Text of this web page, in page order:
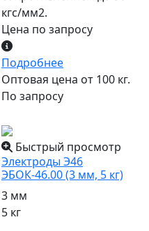
кгс/мм2.
Цена по запросу
Подробнее
Оптовая цена от 100 кг.
По запросу
Быстрый просмотр
Электроды Э46
ЭБОК-46.00 (3 мм, 5 кг)
3 мм
5 кг